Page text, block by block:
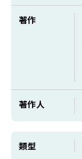
著作
著作人
類型